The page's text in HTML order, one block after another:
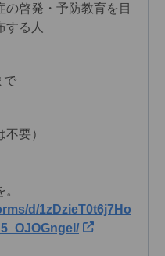
啓発・予防教育を目
する人
で
要）
d/1zDzieT0t6j7Ho